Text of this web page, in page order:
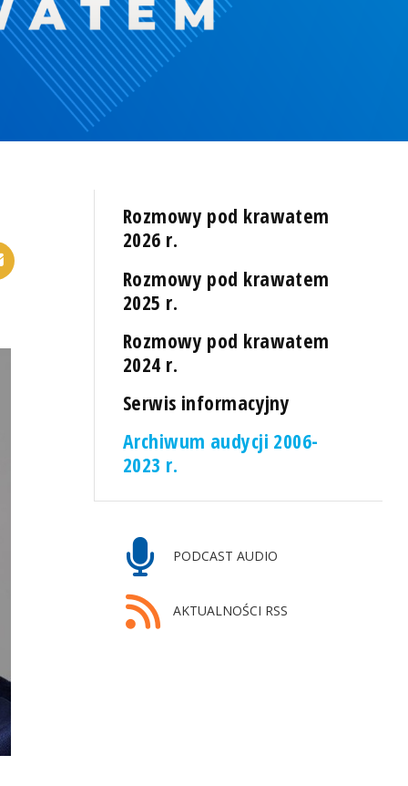
Rozmowy pod krawatem
2026 r.
Rozmowy pod krawatem
2025 r.
Rozmowy pod krawatem
2024 r.
Serwis informacyjny
Archiwum audycji 2006-
2023 r.
PODCAST AUDIO
AKTUALNOŚCI RSS